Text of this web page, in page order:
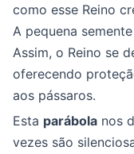
como esse Reino
A pequena
Assim, o Reino se
oferecendo
aos pássaros.
Esta parábola nos
vezes são